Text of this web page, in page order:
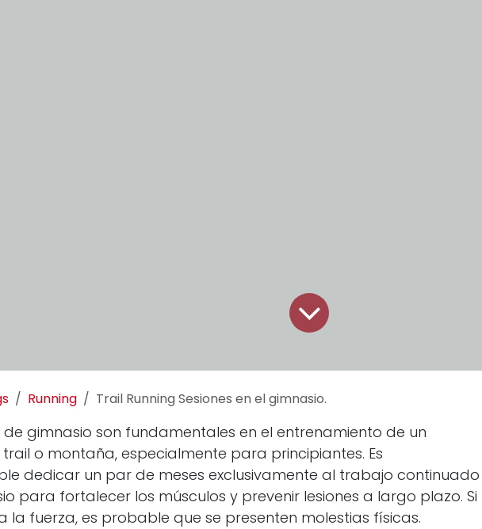
Running Trail Running Sesiones en el gimnasio.
de gimnasio son fundamentales en el entrenamiento de un
o montaña, especialmente para principiantes. Es
dedicar un par de meses exclusivamente al trabajo continuado
para fortalecer los músculos y prevenir lesiones a largo plazo. Si
la fuerza, es probable que se presenten molestias físicas.